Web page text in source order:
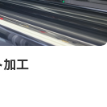
加工